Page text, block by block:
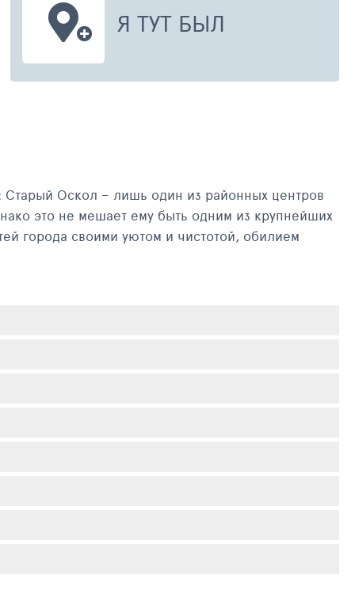
Я ТУТ БЫЛ
Старый Оскол – лишь один из районных центров
это не мешает ему быть одним из крупнейших
города своими уютом и чистотой, обилием